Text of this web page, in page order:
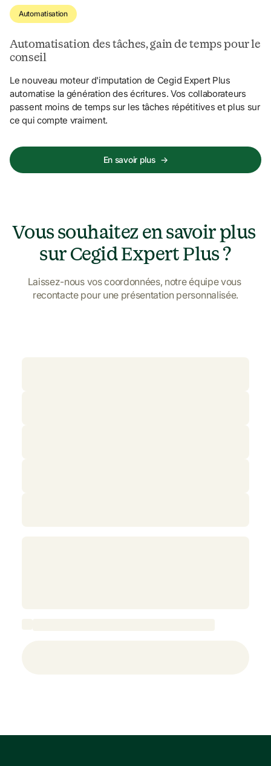
Automatisation
Automatisation des tâches, gain de temps pour le
conseil
Le nouveau moteur d'imputation de Cegid Expert Plus
automatise la génération des écritures. Vos collaborateurs
passent moins de temps sur les tâches répétitives et plus sur
ce qui compte vraiment.
En savoir plus →
Vous souhaitez en savoir plus
sur Cegid Expert Plus ?
Laissez-nous vos coordonnées, notre équipe vous
recontacte pour une présentation personnalisée.